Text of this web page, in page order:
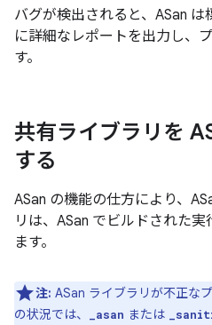
バグが検出されると、ASan は
に詳細なレポートを出力し、
す。
共有ライブラリを
する
ASan の機能の仕方により、
リは、ASan でビルドされた
ます。
注: ASan ライブラリが不正な
の状況では、
_asan または